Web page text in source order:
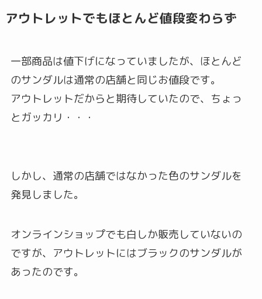
アウトレットでもほとんど値段変わらず
一部商品は値下げになっていましたが、ほとんど
のサンダルは通常の店舗と同じお値段です。
アウトレットだからと期待していたので、ちょっ
とガッカリ・・・
しかし、通常の店舗ではなかった色のサンダルを
発見しました。
オンラインショップでも白しか販売していないの
ですが、アウトレットにはブラックのサンダルが
あったのです。